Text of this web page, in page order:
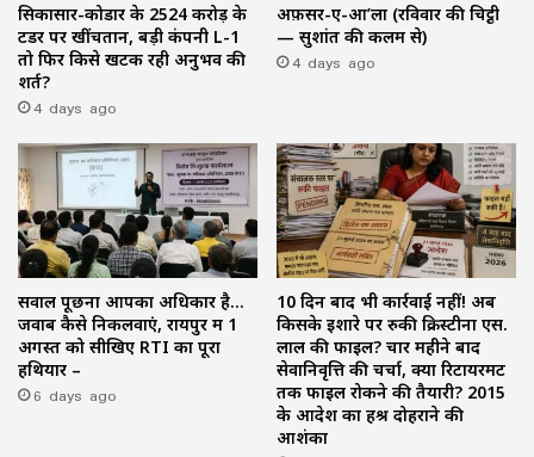
सिकासार-कोडार के ₹2524 करोड़ के
टेंडर पर खींचतान, बड़ी कंपनी L-1
तो फिर किसे खटक रही अनुभव की
शर्त?
4 days ago
अफ़सर-ए-आ’ला (रविवार की चिट्ठी
— सुशांत की कलम से)
4 days ago
सवाल पूछना आपका अधिकार है…
जवाब कैसे निकलवाएं, रायपुर में 1
अगस्त को सीखिए RTI का पूरा
हथियार –
6 days ago
10 दिन बाद भी कार्रवाई नहीं! अब
किसके इशारे पर रुकी क्रिस्टीना एस.
लाल की फाइल? चार महीने बाद
सेवानिवृत्ति की चर्चा, क्या रिटायरमेंट
तक फाइल रोकने की तैयारी? 2015
के आदेश का हश्र दोहराने की
आशंका